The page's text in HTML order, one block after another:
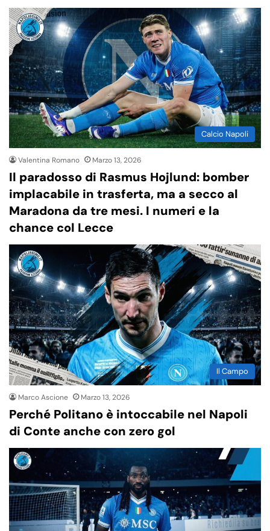
Calcio Napoli
Valentina Romano Marzo 13, 2026
Il paradosso di Rasmus Hojlund: bomber
implacabile in trasferta, ma a secco al
Maradona da tre mesi. I numeri e la
chance col Lecce
Il Campo
Marco Ascione Marzo 13, 2026
Perché Politano è intoccabile nel Napoli
di Conte anche con zero gol